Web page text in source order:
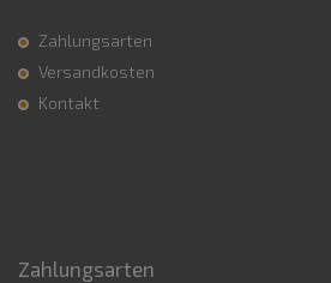
Zahlungsarten
Versandkosten
Kontakt
Zahlungsarten